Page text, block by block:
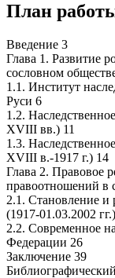
План
Введение 3
Глава 1. Развитие
сословном
1.1. Институт
Руси 6
1.2.
XVIII вв.) 11
1.3.
XVIII в.-1917 г.) 14
Глава 2. Правовое
правоотношений в
2.1. Становление и
(1917-01.03.2002
2.2. Современное
Федерации 26
Заключение 39